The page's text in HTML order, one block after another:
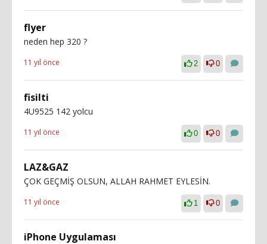
flyer
neden hep 320 ?
11 yıl önce 2 0
fisilti
4U9525 142 yolcu
11 yıl önce 0 0
LAZ&GAZ
ÇOK GEÇMİŞ OLSUN, ALLAH RAHMET EYLESİN.
11 yıl önce 1 0
iPhone Uygulaması